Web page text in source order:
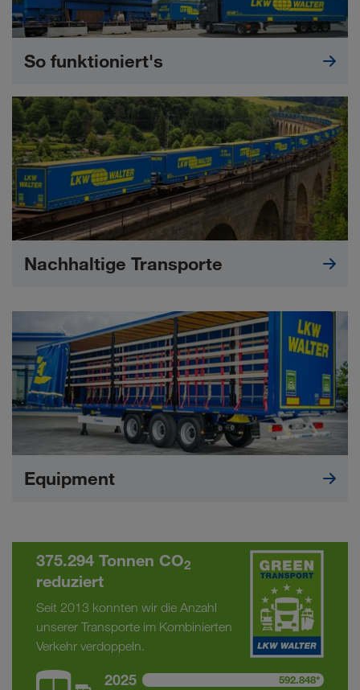
So funktioniert's
Nachhaltige Transporte
Equipment
375.294 Tonnen CO2
reduziert
Seit 2013 konnten wir die Anzahl
unserer Transporte im Kombinierten
Verkehr verdoppeln.
2025 592.848*